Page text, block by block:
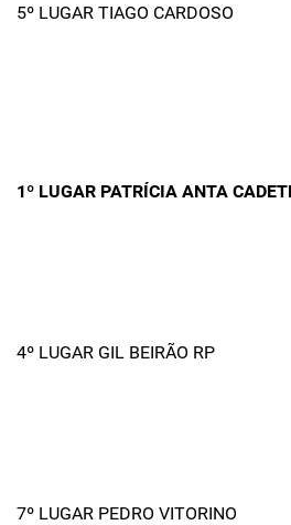
5º LUGAR TIAGO CARDOSO
1º LUGAR PATRÍCIA ANTA
4º LUGAR GIL BEIRÃO RP
7º LUGAR PEDRO VITORINO